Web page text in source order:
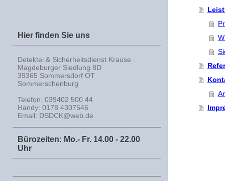
Hier finden Sie uns
Detektei & Sicherheitsdienst Krause
Magdeburger Siedlung 8D
39365 Sommersdorf OT
Sommerschenburg
Telefon: 039402 500 44
Handy: 0178 4307546
Email: DSDCK@web.de
Bürozeiten: Mo.- Fr. 14.00 - 22.00
Uhr